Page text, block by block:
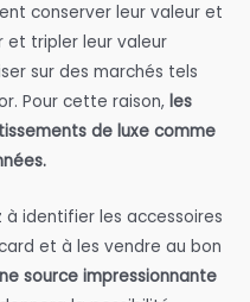
conserver leur valeur et
et tripler leur valeur
sur des marchés tels
Pour cette raison, les
de luxe comme
à identifier les accessoires
et à les vendre au bon
source impressionnante